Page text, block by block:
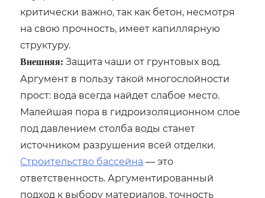
критически важно, так как бетон, несмотря
на свою прочность, имеет капиллярную
структуру.
Внешняя: Защита чаши от грунтовых вод.
Аргумент в пользу такой многослойности
прост: вода всегда найдет слабое место.
Малейшая пора в гидроизоляционном слое
под давлением столба воды станет
источником разрушения всей отделки.
Строительство бассейна — это
ответственность. Аргументированный
подход к выбору материалов, точность